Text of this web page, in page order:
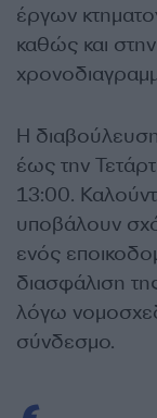
έργων
καθώς και
Η
έως την
13:00.
υποβάλουν
ενός
διασφάλιση
λόγω
σύνδεσμο.